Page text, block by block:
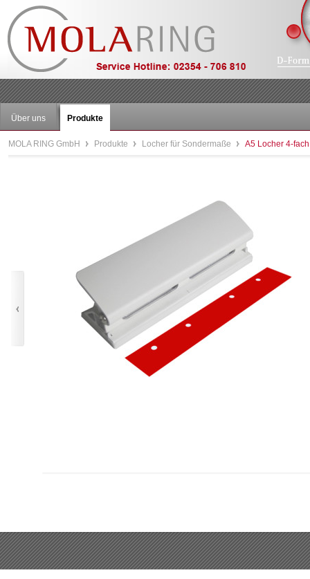
Über uns Produkte
MOLA RING GmbH Produkte Locher für Sondermaße A5 Locher 4-